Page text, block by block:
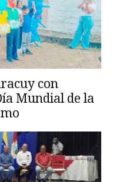
con
Mundial de la